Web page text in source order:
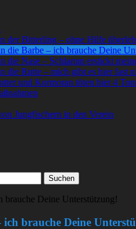
der Bitterling – ohne Hilfe
die Barbe – ich brauche Deine
die Nase – Schlamm erstickt
die Rutte – mich gibt es hier fast
und Kormoran töten hier 4
Jungfischern in den Verein
brauche Deine